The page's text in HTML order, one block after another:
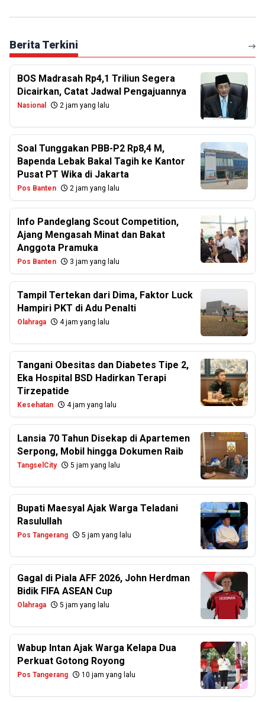
Berita Terkini
BOS Madrasah Rp4,1 Triliun Segera
Dicairkan, Catat Jadwal Pengajuannya
Nasional 2 jam yang lalu
Soal Tunggakan PBB-P2 Rp8,4 M,
Bapenda Lebak Bakal Tagih ke Kantor
Pusat PT Wika di Jakarta
Pos Banten 2 jam yang lalu
Info Pandeglang Scout Competition,
Ajang Mengasah Minat dan Bakat
Anggota Pramuka
Pos Banten 3 jam yang lalu
Tampil Tertekan dari Dima, Faktor Luck
Hampiri PKT di Adu Penalti
Olahraga 4 jam yang lalu
Tangani Obesitas dan Diabetes Tipe 2,
Eka Hospital BSD Hadirkan Terapi
Tirzepatide
Kesehatan 4 jam yang lalu
Lansia 70 Tahun Disekap di Apartemen
Serpong, Mobil hingga Dokumen Raib
TangselCity 5 jam yang lalu
Bupati Maesyal Ajak Warga Teladani
Rasulullah
Pos Tangerang 5 jam yang lalu
Gagal di Piala AFF 2026, John Herdman
Bidik FIFA ASEAN Cup
Olahraga 5 jam yang lalu
Wabup Intan Ajak Warga Kelapa Dua
Perkuat Gotong Royong
Pos Tangerang 10 jam yang lalu